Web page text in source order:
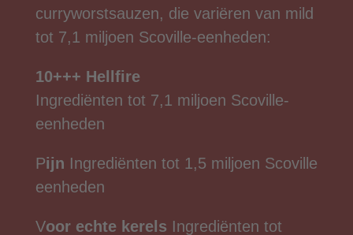
curryworstsauzen, die variëren van mild
tot 7,1 miljoen Scoville-eenheden:
10+++ Hellfire
Ingrediënten tot 7,1 miljoen Scoville-
eenheden
Pijn Ingrediënten tot 1,5 miljoen Scoville
eenheden
Voor echte kerels Ingrediënten tot